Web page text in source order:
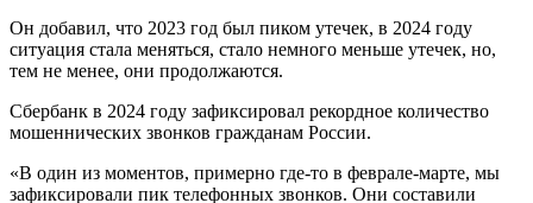
Он добавил, что 2023 год был пиком утечек, в 2024 году
ситуация стала меняться, стало немного меньше утечек, но,
тем не менее, они продолжаются.
Сбербанк в 2024 году зафиксировал рекордное количество
мошеннических звонков гражданам России.
«В один из моментов, примерно где-то в феврале-марте, мы
зафиксировали пик телефонных звонков. Они составили